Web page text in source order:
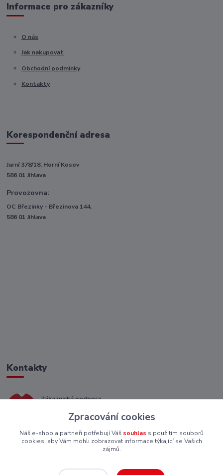
Informace pro zákazníky
O nás
Jak nakupovat
Obchodní podmínky
Kontakty
Korespondenční adresa
Jarní 378/18, Horní Kosov
586 01 Jihlava
Provozovna:
OC Březinky - Březinova 144,
586 01 Jihlava
Kontakty
Zákaznická podpora
(Po-Pá, 8-16 hod.)
eshop@piskutekzs.cz
Zpracování cookies
Náš e-shop a partneři potřebují Váš souhlas s použitím souborů
cookies, aby Vám mohli zobrazovat informace týkající se Vašich
zájmů.